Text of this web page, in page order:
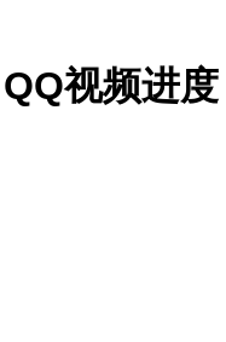
QQ视频进度